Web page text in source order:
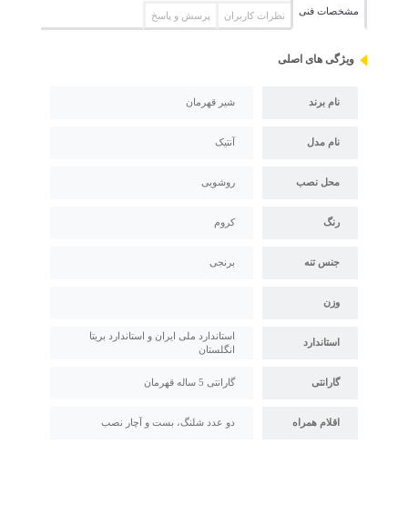
مشخصات فنی نظرات کاربران پرسش و پاسخ
ویژگی های اصلی
نام برند شیر قهرمان
نام مدل آنتیک
محل نصب روشویی
رنگ کروم
جنس تنه برنجی
وزن
استاندارد
استاندارد ملی ایران و استاندارد بریتا
انگلستان
گارانتی گارانتی 5 ساله قهرمان
اقلام همراه دو عدد شلنگ، بست و آچار نصب